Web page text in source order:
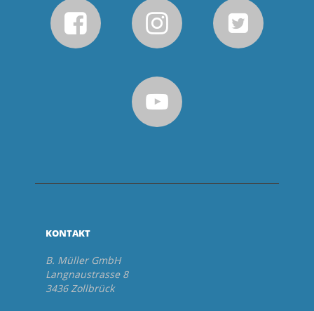
KONTAKT
B. Müller GmbH
Langnaustrasse 8
3436 Zollbrück